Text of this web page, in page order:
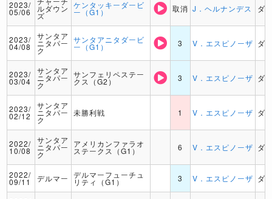
2023/
05/06 ルダウン
ズ
ケンタッキーダービ
ー（G1） 取消 J．ヘルナンデス ダ
2023/
04/08
サンタア
ニタパー
ク
サンタアニタダービ
ー（G1） 3 V．エスピノーザ ダ
2023/
03/04
サンタア
ニタパー
ク
サンフェリペステー
クス（G2） 3 V．エスピノーザ ダ
2023/
02/12
サンタア
ニタパー
ク
未勝利戦 1 V．エスピノーザ ダ
2022/
10/08
サンタア
ニタパー
ク
アメリカンファラオ
ステークス（G1） 6 V．エスピノーザ ダ
2022/
09/11 デルマー デルマーフューチュ
リティ（G1） 3 V．エスピノーザ ダ